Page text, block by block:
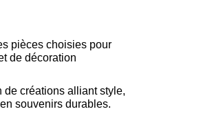
pièces choisies pour
de décoration
de créations alliant style,
souvenirs durables.